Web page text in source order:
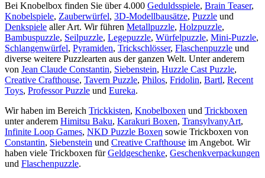
Bei Knobelbox finden Sie über 4.000 Geduldsspiele, Brain Teaser,
Knobelspiele, Zauberwürfel, 3D-Modellbausätze, Puzzle und
Denkspiele aller Art. Wir führen Metallpuzzle, Holzpuzzle,
Bambuspuzzle, Seilpuzzle, Legepuzzle, Würfelpuzzle, Mini-Puzzle,
Schlangenwürfel, Pyramiden, Trickschlösser, Flaschenpuzzle und
diverse weitere Puzzlearten aus der ganzen Welt. Unter anderem
von Jean Claude Constantin, Siebenstein, Huzzle Cast Puzzle,
Creative Crafthouse, Tavern Puzzle, Philos, Fridolin, Bartl, Recent
Toys, Professor Puzzle und Eureka.
Wir haben im Bereich Trickkisten, Knobelboxen und Trickboxen
unter anderem Himitsu Baku, Karakuri Boxen, TransylvanyArt,
Infinite Loop Games, NKD Puzzle Boxen sowie Trickboxen von
Constantin, Siebenstein und Creative Crafthouse im Angebot. Wir
haben viele Trickboxen fürGeldgeschenke, Geschenkverpackungen
und Flaschenpuzzle.